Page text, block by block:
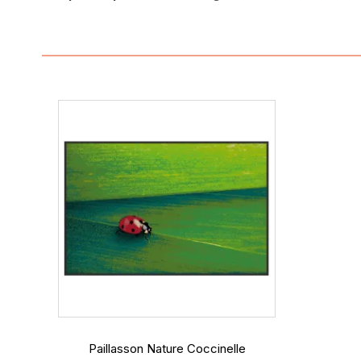
Basé sur1 avis soumis à un
étoiles
4étoiles
étoiles
2 étoiles
1 étoile
Trier les avis
Paillasson Nature Coccinelle